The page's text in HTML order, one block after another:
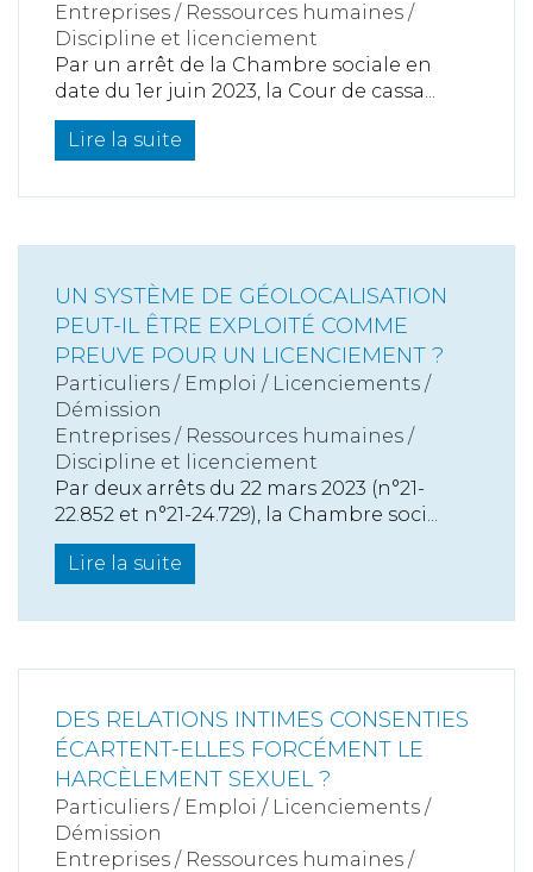
Entreprises / Ressources humaines /
Discipline et licenciement
Par un arrêt de la Chambre sociale en
date du 1er juin 2023, la Cour de cassa...
Lire la suite
UN SYSTÈME DE GÉOLOCALISATION
PEUT-IL ÊTRE EXPLOITÉ COMME
PREUVE POUR UN LICENCIEMENT ?
Particuliers / Emploi / Licenciements /
Démission
Entreprises / Ressources humaines /
Discipline et licenciement
Par deux arrêts du 22 mars 2023 (n°21-
22.852 et n°21-24.729), la Chambre soci...
Lire la suite
DES RELATIONS INTIMES CONSENTIES
ÉCARTENT-ELLES FORCÉMENT LE
HARCÈLEMENT SEXUEL ?
Particuliers / Emploi / Licenciements /
Démission
Entreprises / Ressources humaines /